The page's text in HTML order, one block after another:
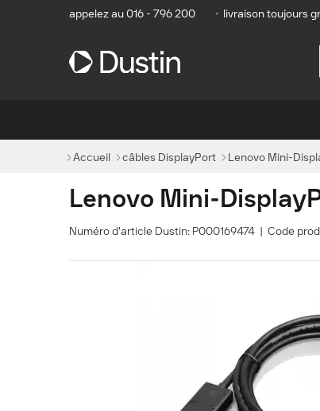
appelez au 016 - 796 200 • livraison toujours
Accueil câbles DisplayPort Lenovo Mini-
Lenovo Mini-
Numéro d'article Dustin: P000169474 | Code